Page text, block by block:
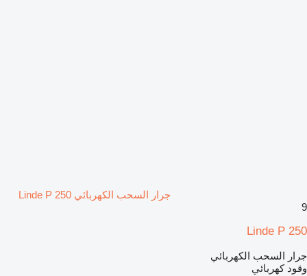
جرار السحب الكهربائي Linde P 250
9
Linde P 250
جرار السحب الكهربائي
وقود كهربائي